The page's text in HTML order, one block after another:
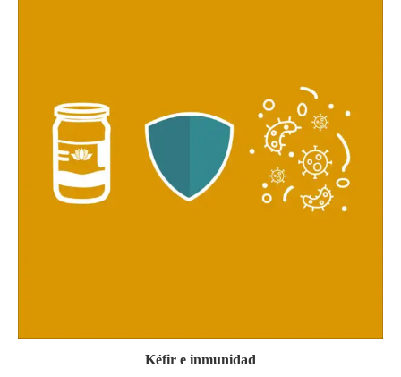
Kéfir e inmunidad